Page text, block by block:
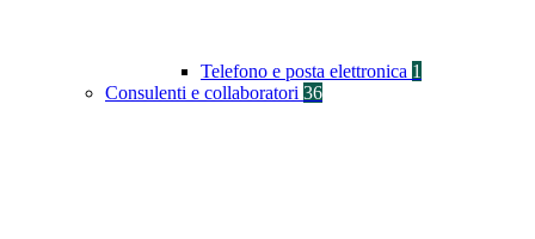
Telefono e posta elettronica 1
Consulenti e collaboratori 36